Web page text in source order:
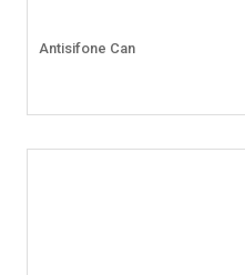
Antisifone Can